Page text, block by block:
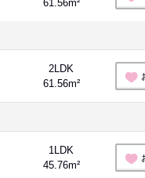
61.56m²
2LDK
61.56m²
1LDK
45.76m²